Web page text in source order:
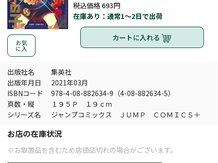
お気
に入
税込価格 693円
在庫あり：通常1～2日で出荷
カートに入れる
出版社名
集英社
出版年月日
2021年03月
ISBNコード
978-4-08-882634-9（4-08-882634-5）
頁数・縦
１９５Ｐ １９ｃｍ
シリーズ名
ジャンプコミックス ＪＵＭＰ ＣＯＭＩＣＳ＋
お店の在庫状況
※お取置品を含むため店頭品切れの場合がございます。